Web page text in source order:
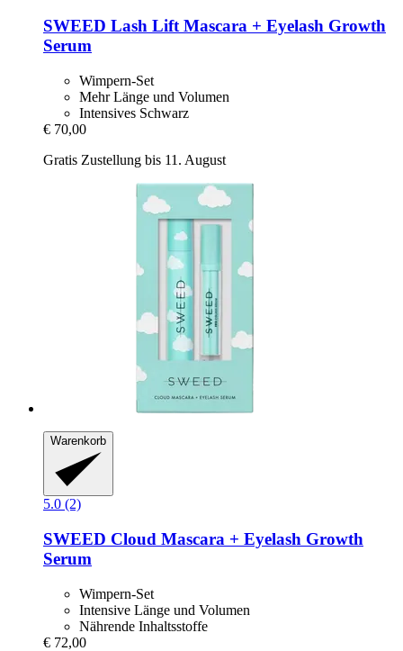
SWEED Lash Lift Mascara + Eyelash Growth
Serum
Wimpern-Set
Mehr Länge und Volumen
Intensives Schwarz
€ 70,00
Gratis Zustellung bis 11. August
Warenkorb
5.0 (2)
SWEED Cloud Mascara + Eyelash Growth
Serum
Wimpern-Set
Intensive Länge und Volumen
Nährende Inhaltsstoffe
€ 72,00